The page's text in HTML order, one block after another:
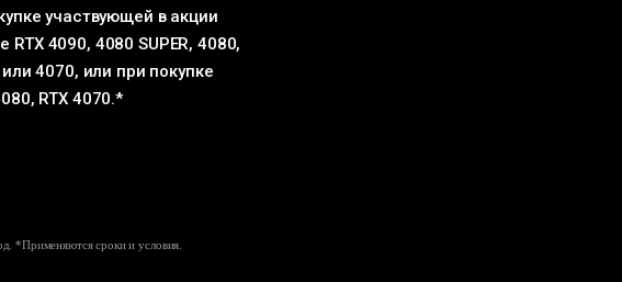
участвующей в акции
4090, 4080 SUPER, 4080,
4070, или при покупке
RTX 4070.*
*Применяются сроки и условия.